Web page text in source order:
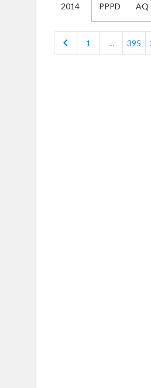
2014 PPPD AQ
chevron_left 1 … 395